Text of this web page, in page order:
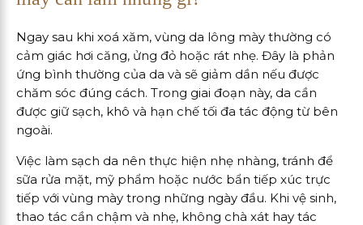
Ngay sau khi xoá xăm, vùng da lông mày thường có
cảm giác hơi căng, ửng đỏ hoặc rát nhẹ. Đây là phản
ứng bình thường của da và sẽ giảm dần nếu được
chăm sóc đúng cách. Trong giai đoạn này, da cần
được giữ sạch, khô và hạn chế tối đa tác động từ bên
ngoài.
Việc làm sạch da nên thực hiện nhẹ nhàng, tránh để
sữa rửa mặt, mỹ phẩm hoặc nước bẩn tiếp xúc trực
tiếp với vùng mày trong những ngày đầu. Khi vệ sinh,
thao tác cần chậm và nhẹ, không chà xát hay tác